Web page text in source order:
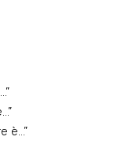
è...”